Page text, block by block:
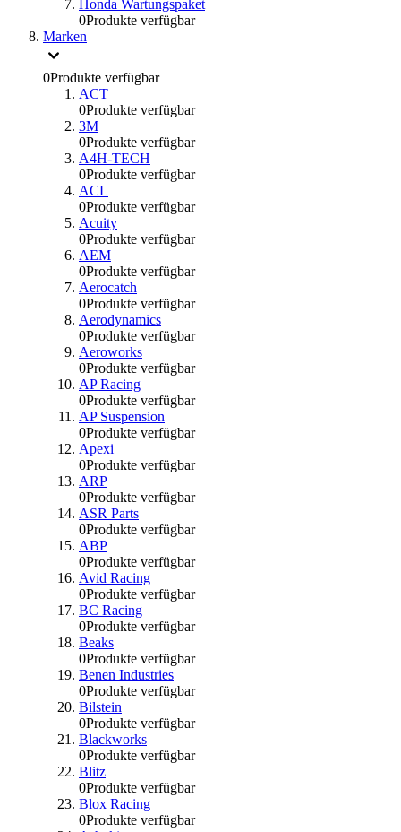
Honda Wartungspaket
0Produkte verfügbar
Marken
0Produkte verfügbar
ACT
0Produkte verfügbar
3M
0Produkte verfügbar
A4H-TECH
0Produkte verfügbar
ACL
0Produkte verfügbar
Acuity
0Produkte verfügbar
AEM
0Produkte verfügbar
Aerocatch
0Produkte verfügbar
Aerodynamics
0Produkte verfügbar
Aeroworks
0Produkte verfügbar
AP Racing
0Produkte verfügbar
AP Suspension
0Produkte verfügbar
Apexi
0Produkte verfügbar
ARP
0Produkte verfügbar
ASR Parts
0Produkte verfügbar
ABP
0Produkte verfügbar
Avid Racing
0Produkte verfügbar
BC Racing
0Produkte verfügbar
Beaks
0Produkte verfügbar
Benen Industries
0Produkte verfügbar
Bilstein
0Produkte verfügbar
Blackworks
0Produkte verfügbar
Blitz
0Produkte verfügbar
Blox Racing
0Produkte verfügbar